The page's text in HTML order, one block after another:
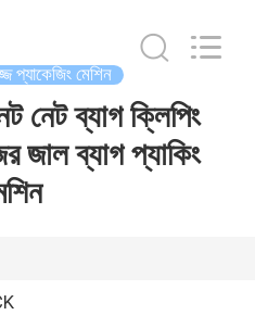
প্যাকেজিং মেশিন
নেট ব্যাগ ক্লিপিং
জাল ব্যাগ প্যাকিং